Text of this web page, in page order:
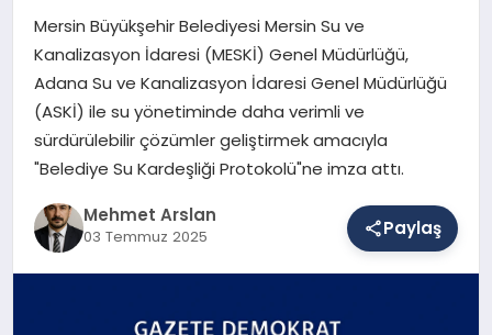
SAĞLIK
EĞITIM
Mersin Büyükşehir Belediyesi Mersin Su ve
Kanalizasyon İdaresi (MESKİ) Genel Müdürlüğü,
Adana Su ve Kanalizasyon İdaresi Genel Müdürlüğü
(ASKİ) ile su yönetiminde daha verimli ve
sürdürülebilir çözümler geliştirmek amacıyla
"Belediye Su Kardeşliği Protokolü"ne imza attı.
Mehmet Arslan
03 Temmuz 2025 Paylaş